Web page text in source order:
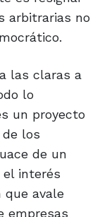
arbitrarias no
las claras a
lo
un proyecto
los
de un
el interés
que avale
empresas